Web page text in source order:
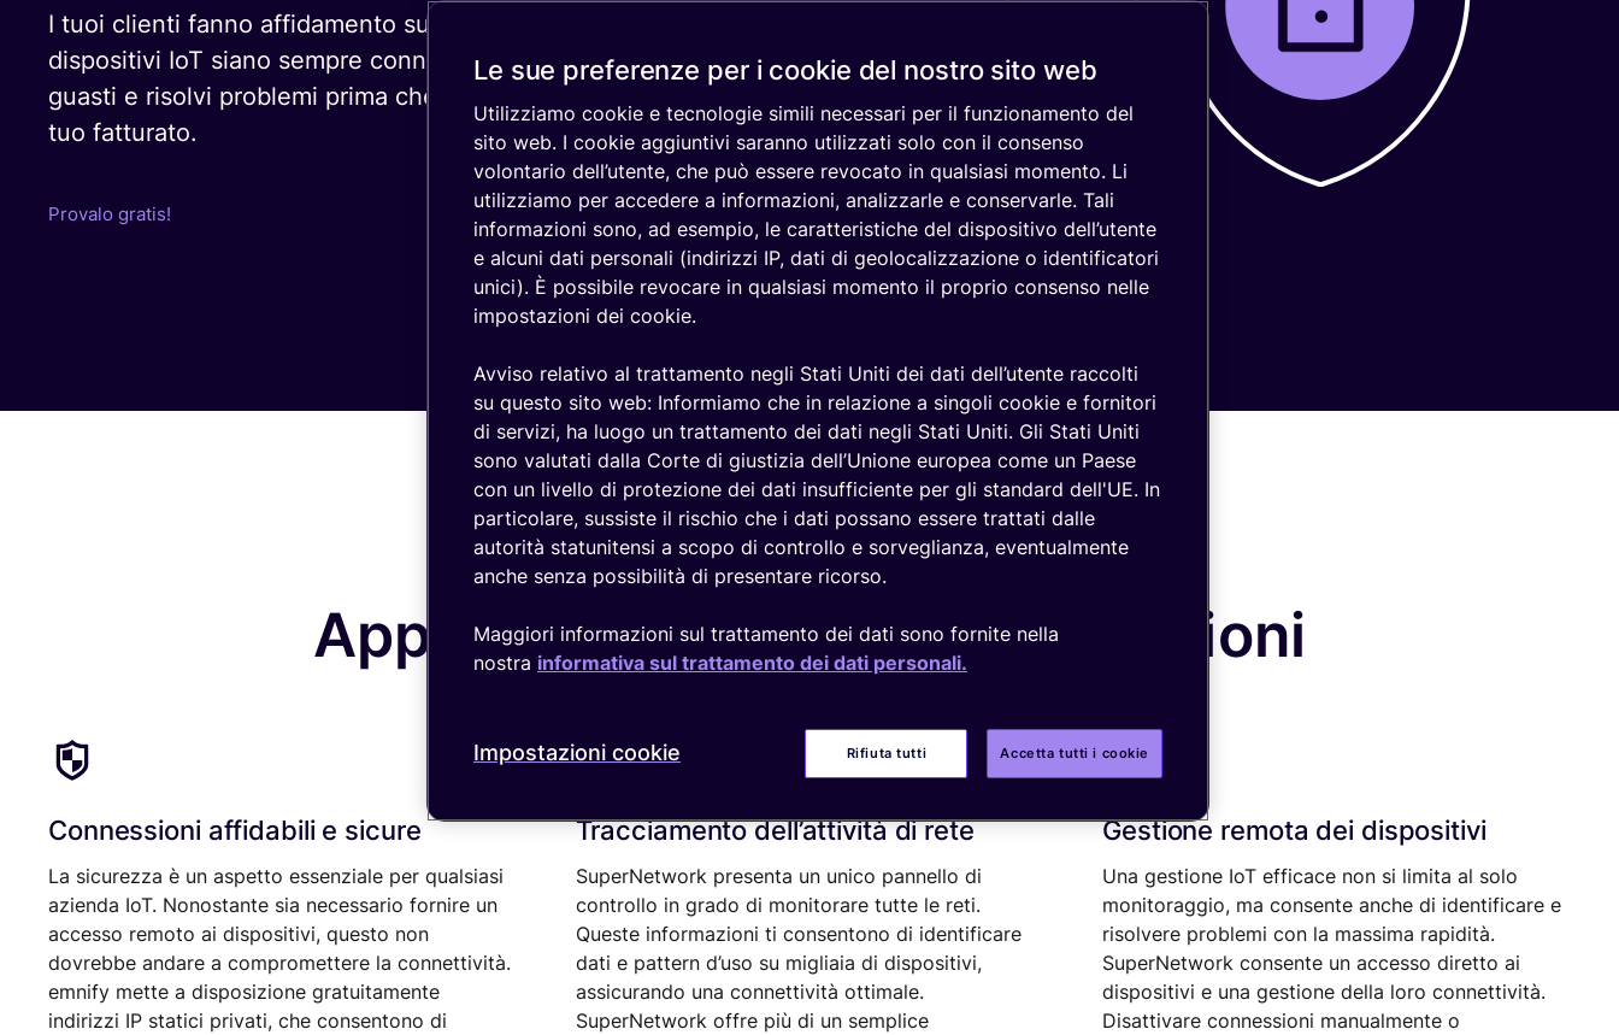
Piattaforma
Monitoraggio
Roaming IoT
I tuoi clienti fanno affidamento su di te affinché i loro
dispositivi IoT siano sempre connessi e sicuri. Previeni
guasti e risolvi problemi prima che vadano a incidere sul
tuo fatturato.
Provalo gratis!
Sorveglianza IoT remota in breve
Approfitta di tutte queste funzioni
Connessioni affidabili e sicure
La sicurezza è un aspetto essenziale per qualsiasi
azienda IoT. Nonostante sia necessario fornire un
accesso remoto ai dispositivi, questo non
dovrebbe andare a compromettere la connettività.
emnify mette a disposizione gratuitamente
indirizzi IP statici privati, che consentono di
Tracciamento dell’attività di rete
SuperNetwork presenta un unico pannello di
controllo in grado di monitorare tutte le reti.
Queste informazioni ti consentono di identificare
dati e pattern d’uso su migliaia di dispositivi,
assicurando una connettività ottimale.
SuperNetwork offre più di un semplice
Gestione remota dei dispositivi
Una gestione IoT efficace non si limita al solo
monitoraggio, ma consente anche di identificare e
risolvere problemi con la massima rapidità.
SuperNetwork consente un accesso diretto ai
dispositivi e una gestione della loro connettività.
Disattivare connessioni manualmente o
Le sue preferenze per i cookie del nostro sito web
Utilizziamo cookie e tecnologie simili necessari per il funzionamento del
sito web. I cookie aggiuntivi saranno utilizzati solo con il consenso
volontario dell’utente, che può essere revocato in qualsiasi momento. Li
utilizziamo per accedere a informazioni, analizzarle e conservarle. Tali
informazioni sono, ad esempio, le caratteristiche del dispositivo dell’utente
e alcuni dati personali (indirizzi IP, dati di geolocalizzazione o identificatori
unici). È possibile revocare in qualsiasi momento il proprio consenso nelle
impostazioni dei cookie.
Avviso relativo al trattamento negli Stati Uniti dei dati dell’utente raccolti
su questo sito web: Informiamo che in relazione a singoli cookie e fornitori
di servizi, ha luogo un trattamento dei dati negli Stati Uniti. Gli Stati Uniti
sono valutati dalla Corte di giustizia dell’Unione europea come un Paese
con un livello di protezione dei dati insufficiente per gli standard dell'UE. In
particolare, sussiste il rischio che i dati possano essere trattati dalle
autorità statunitensi a scopo di controllo e sorveglianza, eventualmente
anche senza possibilità di presentare ricorso.
Maggiori informazioni sul trattamento dei dati sono fornite nella
nostra informativa sul trattamento dei dati personali.
Rifiuta tutti Accetta tutti i cookie
Impostazioni cookie